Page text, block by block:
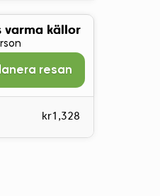
varma källor
resan
kr1,328